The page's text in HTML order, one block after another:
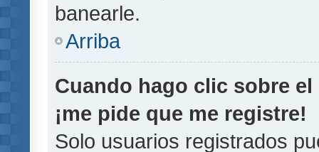
banearle.
Arriba
Cuando hago clic sobre
¡me pide que me registre!
Solo usuarios registrados